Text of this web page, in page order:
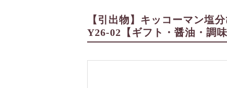
【引出物】キッコーマン
Y26-02【ギフト・醤油・調